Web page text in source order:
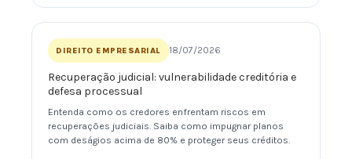
DIREITO EMPRESARIAL 18/07/2026
Recuperação judicial: vulnerabilidade creditória e
defesa processual
Entenda como os credores enfrentam riscos em
recuperações judiciais. Saiba como impugnar planos
com deságios acima de 80% e proteger seus créditos.